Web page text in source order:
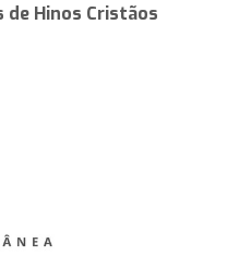
Hinos Cristãos